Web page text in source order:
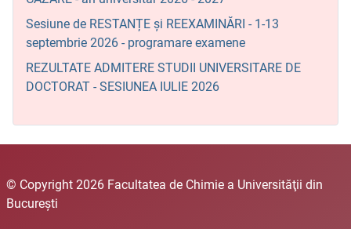
Sesiune de RESTANȚE și REEXAMINĂRI - 1-13
septembrie 2026 - programare examene
REZULTATE ADMITERE STUDII UNIVERSITARE DE
DOCTORAT - SESIUNEA IULIE 2026
© Copyright 2026 Facultatea de Chimie a Universităţii din
Bucureşti